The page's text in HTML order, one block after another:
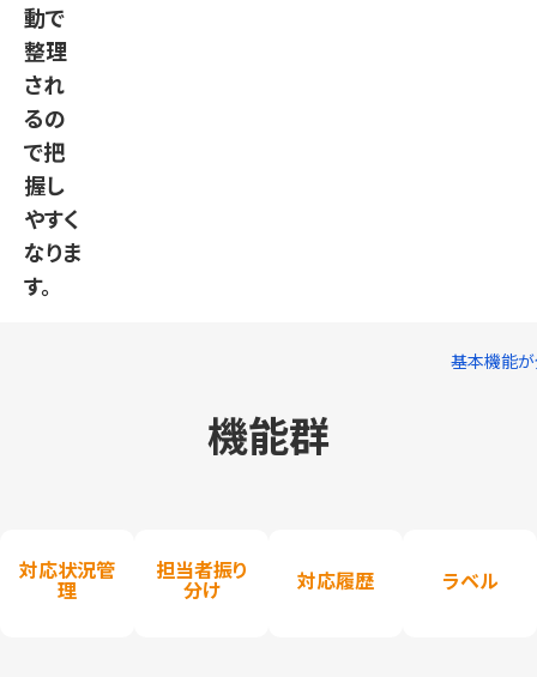
動で
整理
され
るの
で把
握し
やすく
なりま
す。
基本機能
機能群
対応状況管
理
担当者振り
分け 対応履歴 ラベル